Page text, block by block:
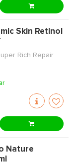
Skin Retinol
Rich Repair
Nature